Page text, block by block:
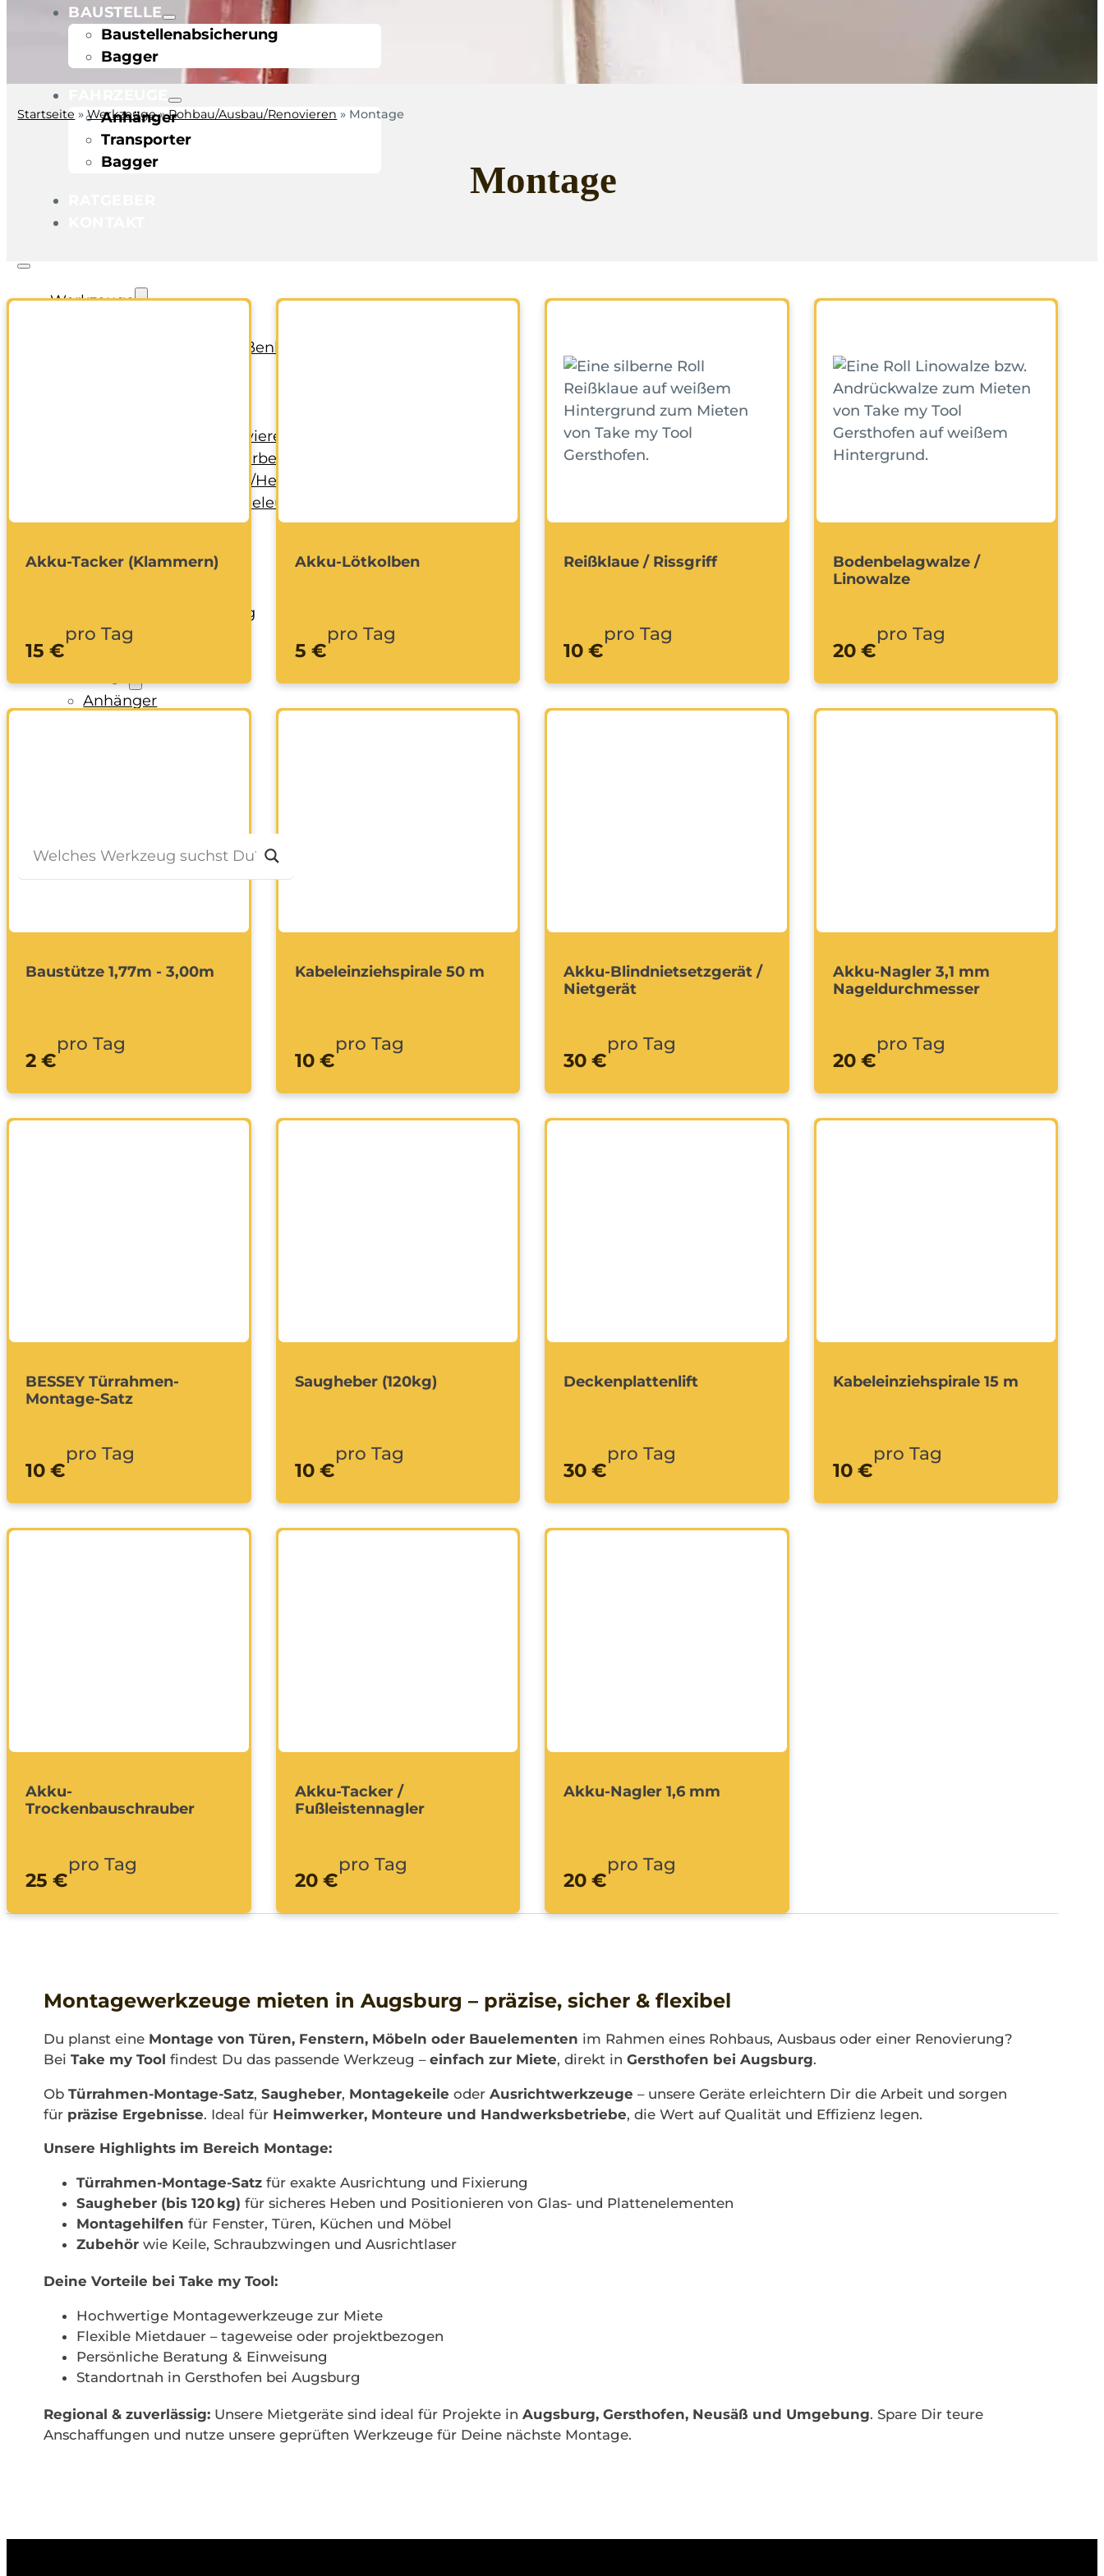
BAUSTELLE
Baustellenabsicherung
Bagger
Anhänger
Transporter
Bagger
Werkzeuge
Garten-/Terrassen-/Außenbereich
Rohbau/Ausbau/Renovieren
Stein-/Beton-/Pflasterarbeiten
Leitern/Böcke/Gerüste/Hebebühnen
Messwerkzeuge und Beleuchtung
Umzug und Reinigung
Baustellenabsicherung
Bagger
Anhänger
Startseite »Werkzeuge»Rohbau/Ausbau/Renovieren » Montage
Montage
Akku-Tacker (Klammern)
15 €
pro Tag
Akku-Lötkolben
5 €
pro Tag
Reißklaue / Rissgriff
10 €
pro Tag
Bodenbelagwalze /
Linowalze
20 €
pro Tag
Baustütze 1,77m - 3,00m
2 €
pro Tag
Kabeleinziehspirale 50 m
10 €
pro Tag
Akku-Blindnietsetzgerät /
Nietgerät
30 €
pro Tag
Akku-Nagler 3,1 mm
Nageldurchmesser
20 €
pro Tag
BESSEY Türrahmen-
Montage-Satz
10 €
pro Tag
Saugheber (120kg)
10 €
pro Tag
Deckenplattenlift
30 €
pro Tag
Kabeleinziehspirale 15 m
10 €
pro Tag
Akku-
Trockenbauschrauber
25 €
pro Tag
Akku-Tacker /
Fußleistennagler
20 €
pro Tag
Akku-Nagler 1,6 mm
20 €
pro Tag
Montagewerkzeuge mieten in Augsburg – präzise, sicher & flexibel
Du planst eine Montage von Türen, Fenstern, Möbeln oder Bauelementen im Rahmen eines Rohbaus, Ausbaus oder einer Renovierung?
Bei Take my Tool findest Du das passende Werkzeug – einfach zur Miete, direkt in Gersthofen bei Augsburg.
Ob Türrahmen-Montage-Satz, Saugheber, Montagekeile oder Ausrichtwerkzeuge – unsere Geräte erleichtern Dir die Arbeit und sorgen
für präzise Ergebnisse. Ideal für Heimwerker, Monteure und Handwerksbetriebe, die Wert auf Qualität und Effizienz legen.
Unsere Highlights im Bereich Montage:
Türrahmen-Montage-Satz für exakte Ausrichtung und Fixierung
Saugheber (bis 120 kg) für sicheres Heben und Positionieren von Glas- und Plattenelementen
Montagehilfen für Fenster, Türen, Küchen und Möbel
Zubehör wie Keile, Schraubzwingen und Ausrichtlaser
Deine Vorteile bei Take my Tool:
Hochwertige Montagewerkzeuge zur Miete
Flexible Mietdauer – tageweise oder projektbezogen
Persönliche Beratung & Einweisung
Standortnah in Gersthofen bei Augsburg
Regional & zuverlässig: Unsere Mietgeräte sind ideal für Projekte in Augsburg, Gersthofen, Neusäß und Umgebung. Spare Dir teure
Anschaffungen und nutze unsere geprüften Werkzeuge für Deine nächste Montage.